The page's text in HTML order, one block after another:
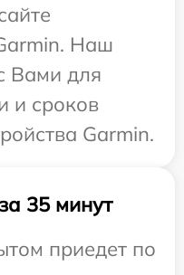
Наш
Вами для
и сроков
Garmin.
35 минут
приедет по